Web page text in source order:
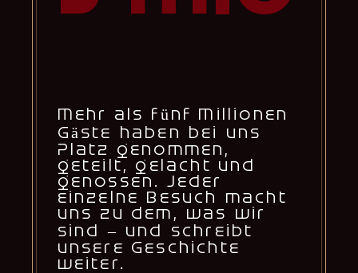
Mehr als fünf Millionen
Gäste haben bei uns
Platz genommen,
geteilt, gelacht und
genossen. Jeder
einzelne Besuch macht
uns zu dem, was wir
sind – und schreibt
unsere Geschichte
weiter.